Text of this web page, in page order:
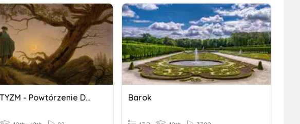
ROMANTYZM - Powtórzenie Do Testu Barok